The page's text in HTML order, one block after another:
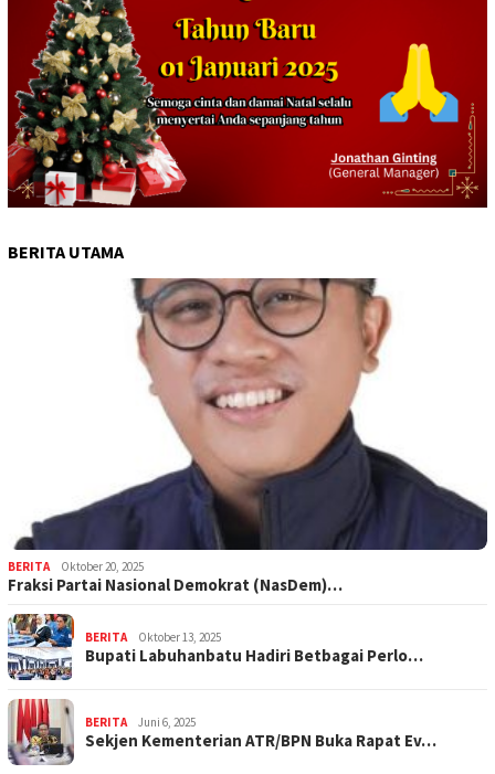
BERITA UTAMA
BERITA Oktober 20, 2025
Fraksi Partai Nasional Demokrat (NasDem)…
BERITA Oktober 13, 2025
Bupati Labuhanbatu Hadiri Betbagai Perlo…
BERITA Juni 6, 2025
Sekjen Kementerian ATR/BPN Buka Rapat Ev…